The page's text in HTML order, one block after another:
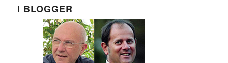
I BLOGGER